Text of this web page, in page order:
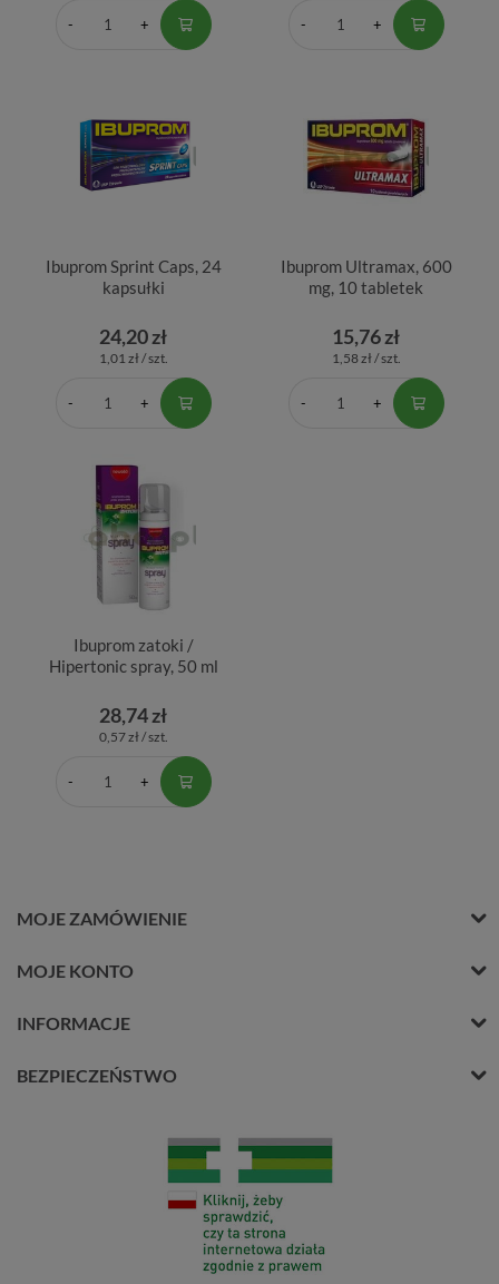
Ibuprom Sprint Caps, 24
kapsułki
24,20 zł
1,01 zł / szt.
Ibuprom Ultramax, 600
mg, 10 tabletek
15,76 zł
1,58 zł / szt.
Ibuprom zatoki /
Hipertonic spray, 50 ml
28,74 zł
0,57 zł / szt.
MOJE ZAMÓWIENIE
MOJE KONTO
INFORMACJE
BEZPIECZEŃSTWO